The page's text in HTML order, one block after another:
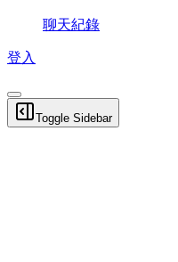
聊天紀錄
登入
Toggle Sidebar